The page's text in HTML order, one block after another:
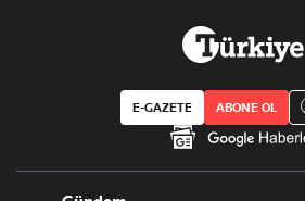
E-GAZETE ABONE OL